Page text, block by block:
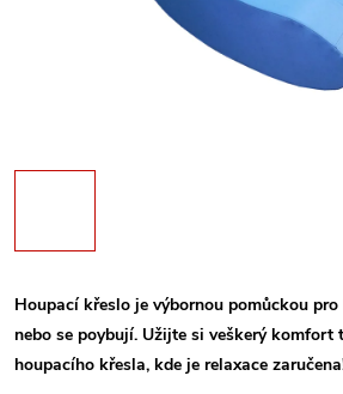
Houpací křeslo je výbornou pomůckou
nebo se poybují. Užijte si veškerý komfort
houpacího křesla, kde je relaxace